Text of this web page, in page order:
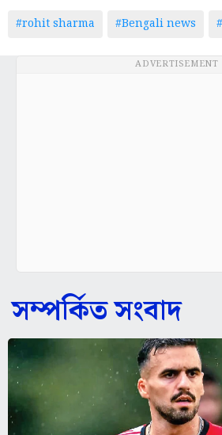
#rohit sharma #Bengali news
ADVERTISEMENT
সম্পর্কিত সংবাদ